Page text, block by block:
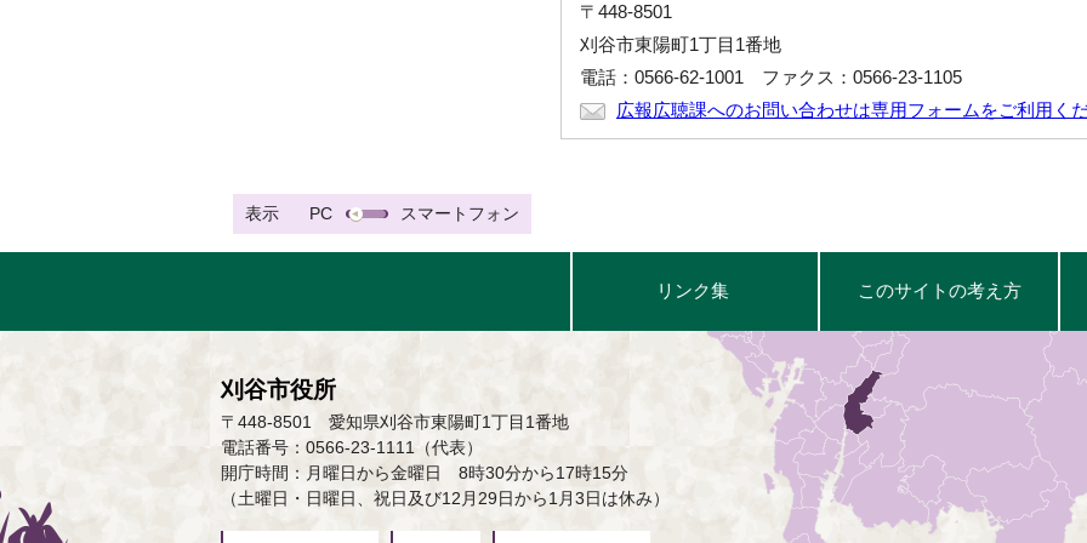
〒448-8501
刈谷市東陽町1丁目1番地
電話：0566-62-1001 ファクス：0566-23-1105
広報広聴課へのお問い合わせは専用フォームをご利用く
表示 PC スマートフォン
リンク集 このサイトの考え方
刈谷市役所
〒448-8501 愛知県刈谷市東陽町1丁目1番地
電話番号：0566-23-1111（代表）
開庁時間：月曜日から金曜日 8時30分から17時15分
（土曜日・日曜日、祝日及び12月29日から1月3日は休み）